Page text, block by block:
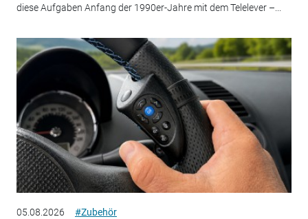
diese Aufgaben Anfang der 1990er-Jahre mit dem Telelever –...
05.08.2026 #Zubehör